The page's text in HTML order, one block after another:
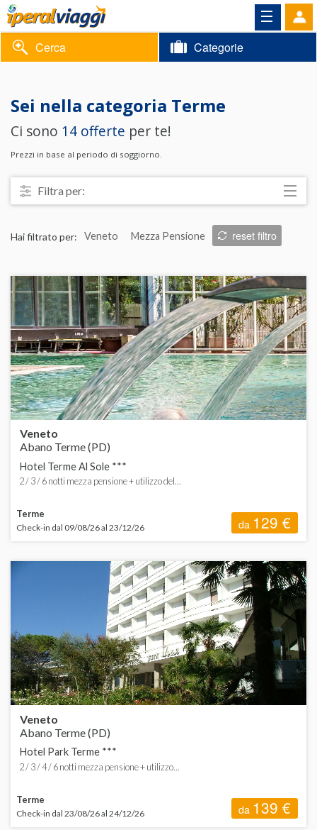
Volantino
Area
riservata
Informazioni
Contatti
Cerca Categorie
Sei nella categoria Terme
Ci sono 14 offerte per te!
Prezzi in base al periodo di soggiorno.
Filtra per:
Prezzo
Trattamento
Struttura
ORDINA
Hai filtrato per: Veneto Mezza Pensione reset filtro
Veneto
Abano Terme (PD)
Hotel Terme Al Sole ***
2 / 3 / 6 notti mezza pensione + utilizzo del...
Terme
Check-in dal 09/08/26 al 23/12/26 da 129 €
Veneto
Abano Terme (PD)
Hotel Park Terme ***
2 / 3 / 4 / 6 notti mezza pensione + utilizzo...
Terme
Check-in dal 23/08/26 al 24/12/26 da 139 €